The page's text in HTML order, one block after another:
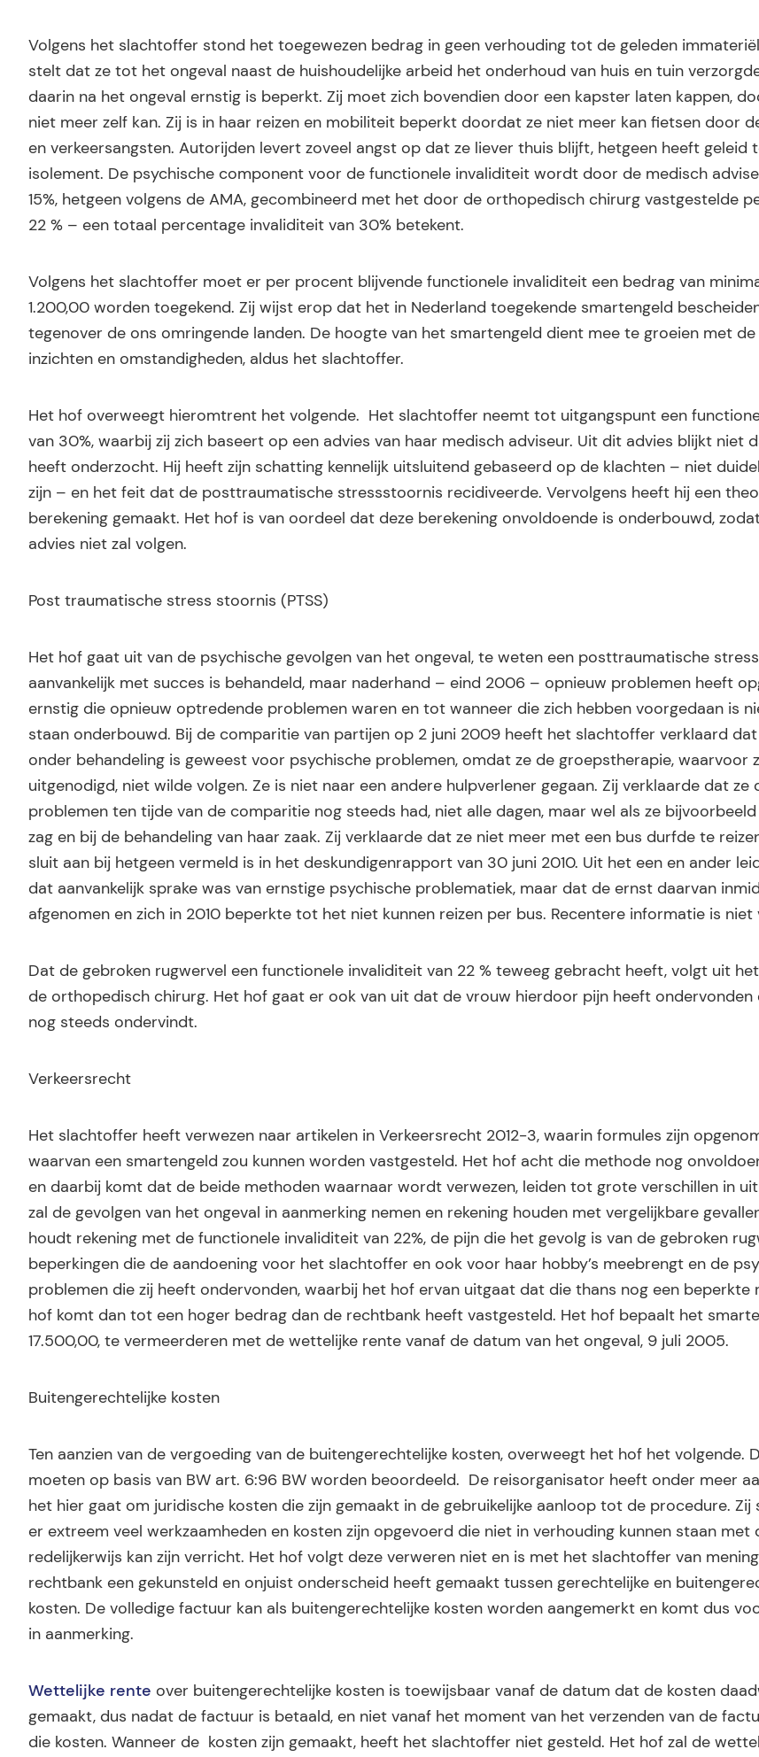
Volgens het slachtoffer stond het toegewezen bedrag in geen verhouding tot de geleden
stelt dat ze tot het ongeval naast de huishoudelijke arbeid het onderhoud van huis en tuin
daarin na het ongeval ernstig is beperkt. Zij moet zich bovendien door een kapster laten kappen,
niet meer zelf kan. Zij is in haar reizen en mobiliteit beperkt doordat ze niet meer kan fietsen door
en verkeersangsten. Autorijden levert zoveel angst op dat ze liever thuis blijft, hetgeen heeft geleid
isolement. De psychische component voor de functionele invaliditeit wordt door de medisch
15%, hetgeen volgens de AMA, gecombineerd met het door de orthopedisch chirurg vastgestelde
22 % – een totaal percentage invaliditeit van 30% betekent.
Volgens het slachtoffer moet er per procent blijvende functionele invaliditeit een bedrag van
1.200,00 worden toegekend. Zij wijst erop dat het in Nederland toegekende smartengeld
tegenover de ons omringende landen. De hoogte van het smartengeld dient mee te groeien met
inzichten en omstandigheden, aldus het slachtoffer.
Het hof overweegt hieromtrent het volgende. Het slachtoffer neemt tot uitgangspunt een
van 30%, waarbij zij zich baseert op een advies van haar medisch adviseur. Uit dit advies blijkt niet
heeft onderzocht. Hij heeft zijn schatting kennelijk uitsluitend gebaseerd op de klachten – niet
zijn – en het feit dat de posttraumatische stressstoornis recidiveerde. Vervolgens heeft hij een
berekening gemaakt. Het hof is van oordeel dat deze berekening onvoldoende is onderbouwd,
advies niet zal volgen.
Post traumatische stress stoornis (PTSS)
Het hof gaat uit van de psychische gevolgen van het ongeval, te weten een posttraumatische
aanvankelijk met succes is behandeld, maar naderhand – eind 2006 – opnieuw problemen heeft
ernstig die opnieuw optredende problemen waren en tot wanneer die zich hebben voorgedaan is
staan onderbouwd. Bij de comparitie van partijen op 2 juni 2009 heeft het slachtoffer verklaard
onder behandeling is geweest voor psychische problemen, omdat ze de groepstherapie, waarvoor
uitgenodigd, niet wilde volgen. Ze is niet naar een andere hulpverlener gegaan. Zij verklaarde dat ze
problemen ten tijde van de comparitie nog steeds had, niet alle dagen, maar wel als ze
zag en bij de behandeling van haar zaak. Zij verklaarde dat ze niet meer met een bus durfde te
sluit aan bij hetgeen vermeld is in het deskundigenrapport van 30 juni 2010. Uit het een en ander
dat aanvankelijk sprake was van ernstige psychische problematiek, maar dat de ernst daarvan
afgenomen en zich in 2010 beperkte tot het niet kunnen reizen per bus. Recentere informatie is niet
Dat de gebroken rugwervel een functionele invaliditeit van 22 % teweeg gebracht heeft, volgt uit
de orthopedisch chirurg. Het hof gaat er ook van uit dat de vrouw hierdoor pijn heeft ondervonden
nog steeds ondervindt.
Verkeersrecht
Het slachtoffer heeft verwezen naar artikelen in Verkeersrecht 2012-3, waarin formules zijn
waarvan een smartengeld zou kunnen worden vastgesteld. Het hof acht die methode nog
en daarbij komt dat de beide methoden waarnaar wordt verwezen, leiden tot grote verschillen in
zal de gevolgen van het ongeval in aanmerking nemen en rekening houden met vergelijkbare
houdt rekening met de functionele invaliditeit van 22%, de pijn die het gevolg is van de gebroken
beperkingen die de aandoening voor het slachtoffer en ook voor haar hobby’s meebrengt en de
problemen die zij heeft ondervonden, waarbij het hof ervan uitgaat dat die thans nog een beperkte
hof komt dan tot een hoger bedrag dan de rechtbank heeft vastgesteld. Het hof bepaalt het
17.500,00, te vermeerderen met de wettelijke rente vanaf de datum van het ongeval, 9 juli 2005.
Buitengerechtelijke kosten
Ten aanzien van de vergoeding van de buitengerechtelijke kosten, overweegt het hof het volgende.
moeten op basis van BW art. 6:96 BW worden beoordeeld. De reisorganisator heeft onder meer
het hier gaat om juridische kosten die zijn gemaakt in de gebruikelijke aanloop tot de procedure.
er extreem veel werkzaamheden en kosten zijn opgevoerd die niet in verhouding kunnen staan met
redelijkerwijs kan zijn verricht. Het hof volgt deze verweren niet en is met het slachtoffer van
rechtbank een gekunsteld en onjuist onderscheid heeft gemaakt tussen gerechtelijke en
kosten. De volledige factuur kan als buitengerechtelijke kosten worden aangemerkt en komt dus
in aanmerking.
Wettelijke rente over buitengerechtelijke kosten is toewijsbaar vanaf de datum dat de kosten
gemaakt, dus nadat de factuur is betaald, en niet vanaf het moment van het verzenden van de
die kosten. Wanneer de kosten zijn gemaakt, heeft het slachtoffer niet gesteld. Het hof zal de